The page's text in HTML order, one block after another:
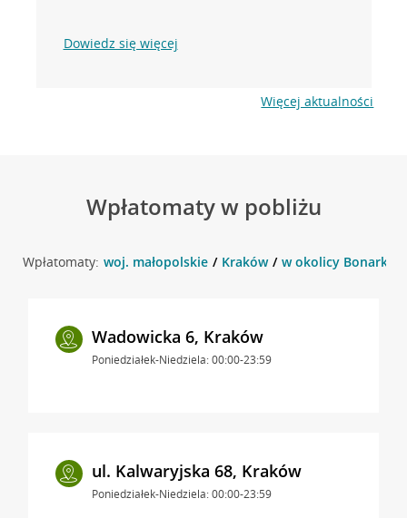
Dowiedz się więcej
Więcej aktualności
Wpłatomaty w pobliżu
Wpłatomaty: woj. małopolskie Kraków w okolicy Bonarka
Wadowicka 6, Kraków
Poniedziałek-Niedziela: 00:00-23:59
ul. Kalwaryjska 68, Kraków
Poniedziałek-Niedziela: 00:00-23:59